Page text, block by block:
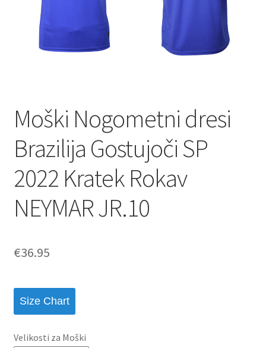
Moški Nogometni dresi
Brazilija Gostujoči SP
2022 Kratek Rokav
NEYMAR JR.10
€36.95
Size Chart
Velikosti za Moški